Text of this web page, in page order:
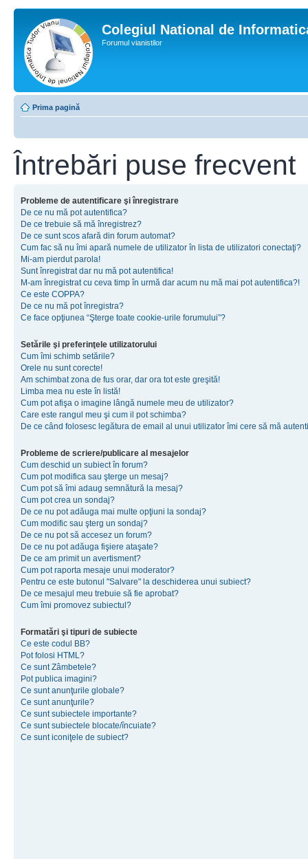
Colegiul National de
Forumul vianistilor
Prima pagină
Întrebări puse frecvent
Probleme de autentificare şi înregistrare
De ce nu mă pot autentifica?
De ce trebuie să mă înregistrez?
De ce sunt scos afară din forum automat?
Cum fac să nu îmi apară numele de utilizator în lista de utilizatori conectaţi?
Mi-am pierdut parola!
Sunt înregistrat dar nu mă pot autentifica!
M-am înregistrat cu ceva timp în urmă dar acum nu mă mai pot autentifica?!
Ce este COPPA?
De ce nu mă pot înregistra?
Ce face opţiunea “Şterge toate cookie-urile forumului”?
Setările şi preferinţele utilizatorului
Cum îmi schimb setările?
Orele nu sunt corecte!
Am schimbat zona de fus orar, dar ora tot este greşită!
Limba mea nu este în listă!
Cum pot afişa o imagine lângă numele meu de utilizator?
Care este rangul meu şi cum il pot schimba?
De ce când folosesc legătura de email al unui utilizator îmi cere să mă
Probleme de scriere/publicare al mesajelor
Cum deschid un subiect în forum?
Cum pot modifica sau şterge un mesaj?
Cum pot să îmi adaug semnătură la mesaj?
Cum pot crea un sondaj?
De ce nu pot adăuga mai multe opţiuni la sondaj?
Cum modific sau şterg un sondaj?
De ce nu pot să accesez un forum?
De ce nu pot adăuga fişiere ataşate?
De ce am primit un avertisment?
Cum pot raporta mesaje unui moderator?
Pentru ce este butonul "Salvare" la deschiderea unui subiect?
De ce mesajul meu trebuie să fie aprobat?
Cum îmi promovez subiectul?
Formatări şi tipuri de subiecte
Ce este codul BB?
Pot folosi HTML?
Ce sunt Zâmbetele?
Pot publica imagini?
Ce sunt anunţurile globale?
Ce sunt anunţurile?
Ce sunt subiectele importante?
Ce sunt subiectele blocate/încuiate?
Ce sunt iconiţele de subiect?